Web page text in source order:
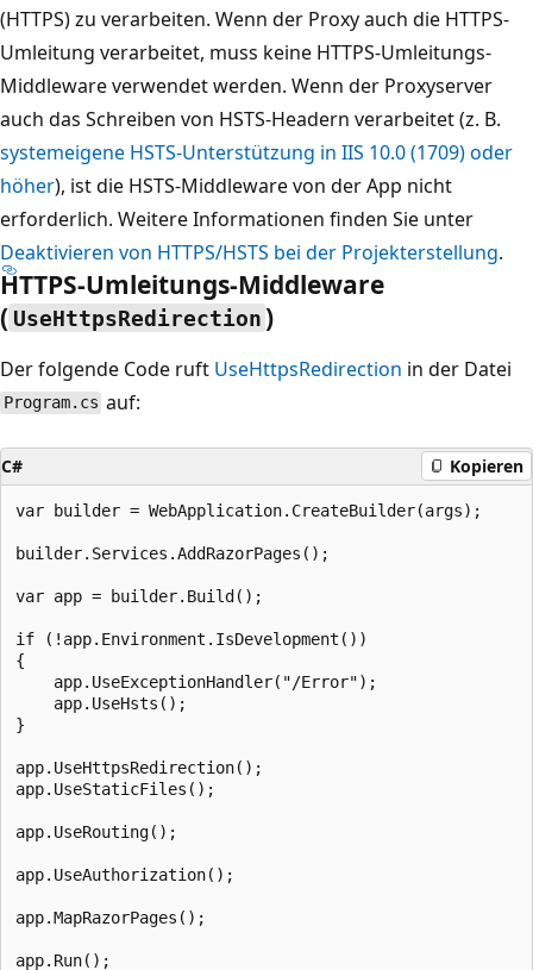
(HTTPS) zu verarbeiten. Wenn der Proxy auch die HTTPS-
Umleitung verarbeitet, muss keine HTTPS-Umleitungs-
Middleware verwendet werden. Wenn der Proxyserver
auch das Schreiben von HSTS-Headern verarbeitet (z. B.
systemeigene HSTS-Unterstützung in IIS 10.0 (1709) oder
höher), ist die HSTS-Middleware von der App nicht
erforderlich. Weitere Informationen finden Sie unter
Deaktivieren von HTTPS/HSTS bei der Projekterstellung.
HTTPS-Umleitungs-Middleware
( UseHttpsRedirection)
Der folgende Code ruft UseHttpsRedirection in der Datei
Program.cs auf:
C# Kopieren
var builder = WebApplication.CreateBuilder(args);
builder.Services.AddRazorPages();
var app = builder.Build();
if (!app.Environment.IsDevelopment())
{
    app.UseExceptionHandler("/Error");
    app.UseHsts();
}
app.UseHttpsRedirection();
app.UseStaticFiles();
app.UseRouting();
app.UseAuthorization();
app.MapRazorPages();